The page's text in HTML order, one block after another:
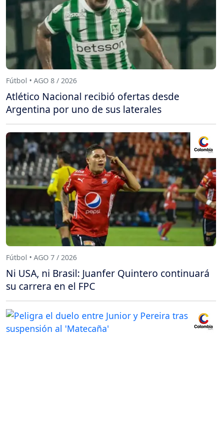
Fútbol • AGO 8 / 2026
Atlético Nacional recibió ofertas desde
Argentina por uno de sus laterales
Fútbol • AGO 7 / 2026
Ni USA, ni Brasil: Juanfer Quintero continuará
su carrera en el FPC